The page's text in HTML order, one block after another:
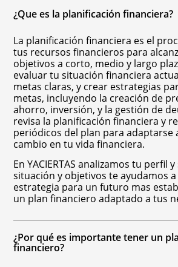
¿Que es la planificación financiera?
La planificación financiera es el
tus recursos financieros para
objetivos a corto, medio y largo
evaluar tu situación financiera
metas claras, y crear estrategias
metas, incluyendo la creación de
ahorro, inversión, y la gestión de
revisa la planificación financiera y
periódicos del plan para adaptarse
cambio en tu vida financiera.
En YACIERTAS analizamos tu perfil
situación y objetivos te ayudamos
estrategia para un futuro mas
un plan financiero adaptado a tus
¿Por qué es importante tener un
financiero?